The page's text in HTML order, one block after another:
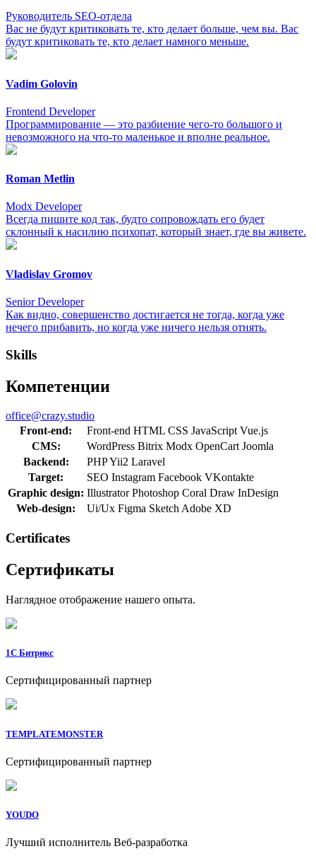
Руководитель SEO-отдела
Вас не будут критиковать те, кто делает больше, чем вы. Вас
будут критиковать те, кто делает намного меньше.
Vadim Golovin
Frontend Developer
Программирование — это разбиение чего-то большого и
невозможного на что-то маленькое и вполне реальное.
Roman Metlin
Modx Developer
Всегда пишите код так, будто сопровождать его будет
склонный к насилию психопат, который знает, где вы живете.
Vladislav Gromov
Senior Developer
Как видно, совершенство достигается не тогда, когда уже
нечего прибавить, но когда уже ничего нельзя отнять.
Skills
Компетенции
office@crazy.studio
Front-end:
Front-end HTML CSS JavaScript Vue.js
CMS:
WordPress Bitrix Modx OpenCart Joomla
Backend:
PHPYii2 Laravel
Target:
SEO Instagram Facebook VKontakte
Graphic design: Illustrator Photoshop Coral Draw InDesign
Web-design:
Ui/Ux Figma SketchAdobe XD
Сertificates
Сертификаты
Наглядное отображение нашего опыта.
1C Битрикс
Сертифицированный партнер
TEMPLATEMONSTER
Сертифицированный партнер
YOUDO
Лучший исполнитель Веб-разработка